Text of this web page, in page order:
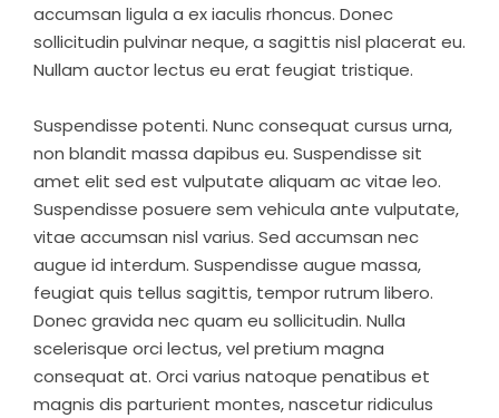
accumsan ligula a ex iaculis rhoncus. Donec
sollicitudin pulvinar neque, a sagittis nisl placerat eu.
Nullam auctor lectus eu erat feugiat tristique.
Suspendisse potenti. Nunc consequat cursus urna,
non blandit massa dapibus eu. Suspendisse sit
amet elit sed est vulputate aliquam ac vitae leo.
Suspendisse posuere sem vehicula ante vulputate,
vitae accumsan nisl varius. Sed accumsan nec
augue id interdum. Suspendisse augue massa,
feugiat quis tellus sagittis, tempor rutrum libero.
Donec gravida nec quam eu sollicitudin. Nulla
scelerisque orci lectus, vel pretium magna
consequat at. Orci varius natoque penatibus et
magnis dis parturient montes, nascetur ridiculus